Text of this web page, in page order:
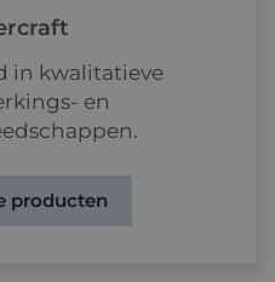
in kwalitatieve
en
producten